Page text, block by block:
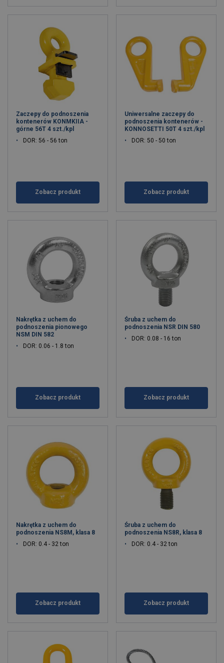
Zaczepy do podnoszenia
kontenerów KONMKIIA -
górne 56T 4 szt./kpl
DOR: 56 - 56 ton
Zobacz produkt
Uniwersalne zaczepy do
podnoszenia kontenerów -
KONNOSETTI 50T 4 szt./kpl
DOR: 50 - 50 ton
Zobacz produkt
Nakrętka z uchem do
podnoszenia pionowego
NSM DIN 582
DOR: 0.06 - 1.8 ton
Zobacz produkt
Śruba z uchem do
podnoszenia NSR DIN 580
DOR: 0.08 - 16 ton
Zobacz produkt
Nakrętka z uchem do
podnoszenia NS8M, klasa 8
DOR: 0.4 - 32 ton
Zobacz produkt
Śruba z uchem do
podnoszenia NS8R, klasa 8
DOR: 0.4 - 32 ton
Zobacz produkt